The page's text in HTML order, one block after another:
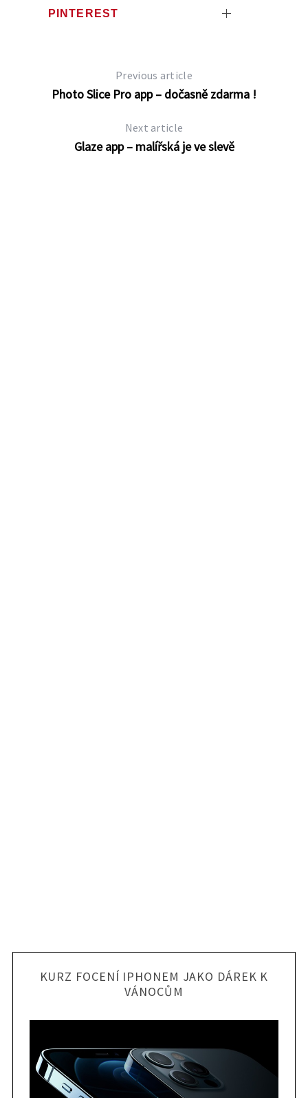
PINTEREST
Previous article
Photo Slice Pro app – dočasně zdarma !
Next article
Glaze app – malířská je ve slevě
KURZ FOCENÍ IPHONEM JAKO DÁREK K
VÁNOCŮM